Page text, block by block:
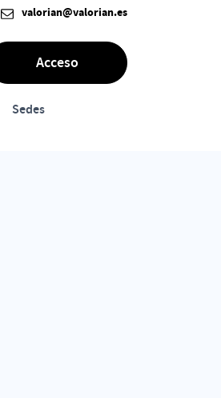
valorian@valorian.es
Acceso
Sedes